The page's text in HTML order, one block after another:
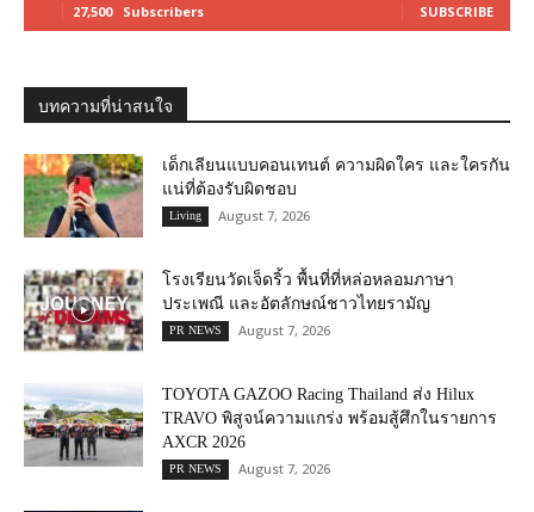
27,500 Subscribers SUBSCRIBE
บทความที่น่าสนใจ
เด็กเลียนแบบคอนเทนต์ ความผิดใคร และใครกัน
แน่ที่ต้องรับผิดชอบ
Living August 7, 2026
โรงเรียนวัดเจ็ดริ้ว พื้นที่ที่หล่อหลอมภาษา
ประเพณี และอัตลักษณ์ชาวไทยรามัญ
PR NEWS August 7, 2026
TOYOTA GAZOO Racing Thailand ส่ง Hilux
TRAVO พิสูจน์ความแกร่ง พร้อมสู้ศึกในรายการ
AXCR 2026
PR NEWS August 7, 2026